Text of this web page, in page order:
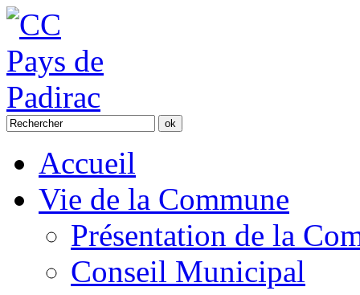
Accueil
Vie de la Commune
Présentation de la
Conseil Municipal